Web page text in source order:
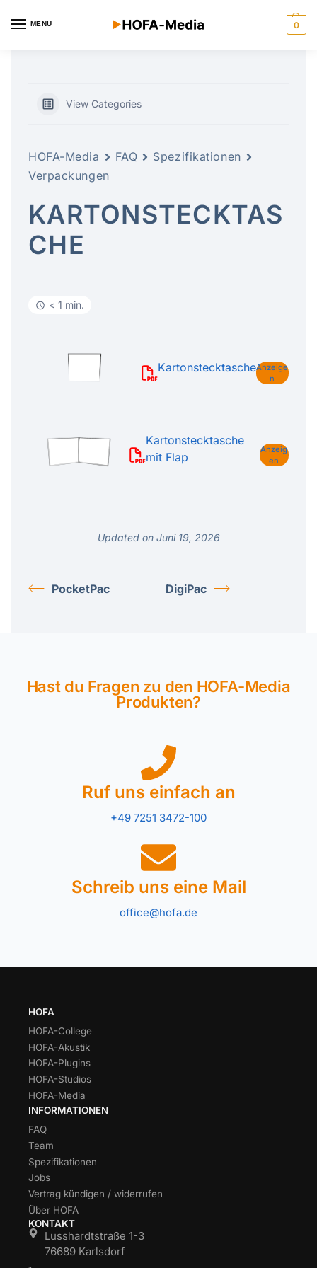
MENU 0
View Categories
HOFA-Media FAQ
Spezifikationen
Verpackungen
KARTONSTECKTAS
CHE
< 1 min.
KartonstecktascheAnzeige
n
Kartonstecktasche
mit Flap
Anzeig
en
Updated on Juni 19, 2026
PocketPac DigiPac
Hast du Fragen zu den HOFA-Media
Produkten?
Ruf uns einfach an
+49 7251 3472-100
Schreib uns eine Mail
office@hofa.de
HOFA
HOFA-College
HOFA-Akustik
HOFA-Plugins
HOFA-Studios
HOFA-Media
INFORMATIONEN
FAQ
Team
Spezifikationen
Jobs
Vertrag kündigen / widerrufen
Über HOFA
KONTAKT
Lusshardtstraße 1-3
76689 Karlsdorf